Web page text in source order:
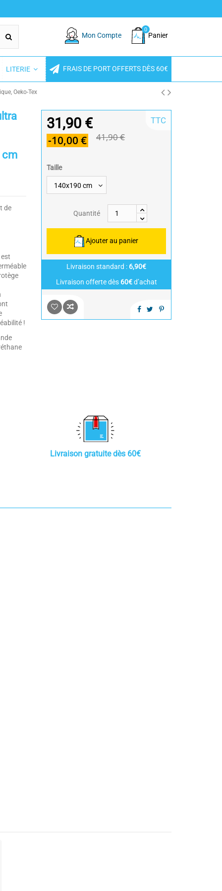
Mon Compte
0
Panier
LITERIE FRAIS DE PORT OFFERTS DÈS 60€
Oeko-Tex
cm
de
!
31,90 €
-10,00 € 41,90 €
TTC
Taille
Quantité
Ajouter au panier
Livraison standard : 6,90€
Livraison offerte dès 60€d’achat
Livraison gratuite dès 60€